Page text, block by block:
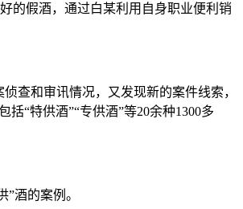
的假酒，通过白某利用自身职业便利销
查和审讯情况，又发现新的案件线索，
“特供酒”“专供酒”等20余种1300多
酒的案例。